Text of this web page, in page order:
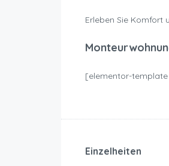
Erleben Sie Komfort
[elementor-template
Einzelheiten